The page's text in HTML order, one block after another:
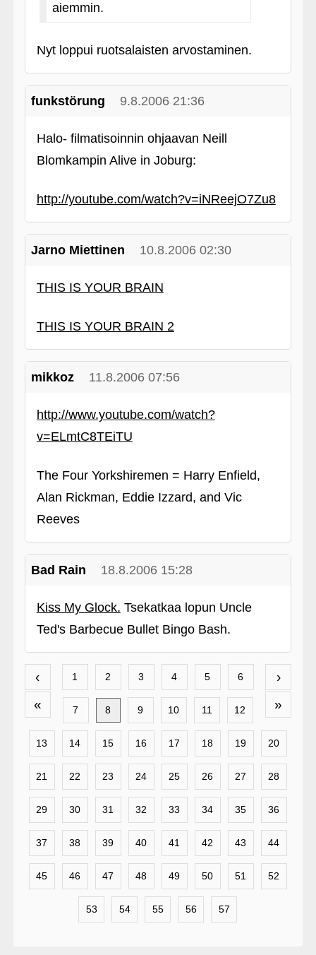
aiemmin.
Nyt loppui ruotsalaisten arvostaminen.
funkstörung 9.8.2006 21:36
Halo- filmatisoinnin ohjaavan Neill
Blomkampin Alive in Joburg:
http://youtube.com/watch?v=iNReejO7Zu8
Jarno Miettinen 10.8.2006 02:30
THIS IS YOUR BRAIN
THIS IS YOUR BRAIN 2
mikkoz 11.8.2006 07:56
http://www.youtube.com/watch?
v=ELmtC8TEiTU
The Four Yorkshiremen = Harry Enfield,
Alan Rickman, Eddie Izzard, and Vic
Reeves
Bad Rain 18.8.2006 15:28
Kiss My Glock. Tsekatkaa lopun Uncle
Ted's Barbecue Bullet Bingo Bash.
‹
«
›
»
1 2 3 4 5 6
7 8 9 10 11 12
13 14 15 16 17 18 19 20
21 22 23 24 25 26 27 28
29 30 31 32 33 34 35 36
37 38 39 40 41 42 43 44
45 46 47 48 49 50 51 52
53 54 55 56 57